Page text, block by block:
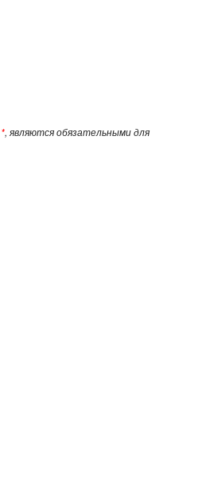
*, являются обязательными для